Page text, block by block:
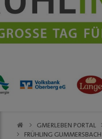
Gastronomie
Einkaufen
VfL Gummersbach
Stadt /
GMERLEBEN PORTAL
FRÜHLING